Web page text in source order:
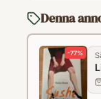
Denna
-77%